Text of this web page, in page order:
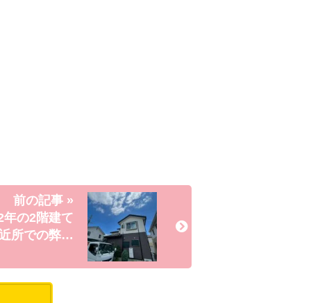
前の記事 »
の2階建て
所での弊…